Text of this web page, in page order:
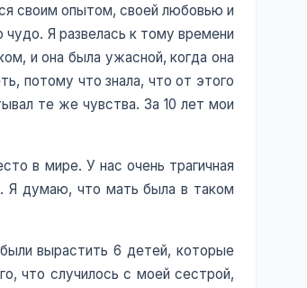
своим опытом, своей любовью и
Я развелась к тому времени
и она была ужасной, когда она
потому что знала, что от этого
те же чувства. За 10 лет мои
в мире. У нас очень трагичная
Я думаю, что мать была в таком
вырастить 6 детей, которые
что случилось с моей сестрой,